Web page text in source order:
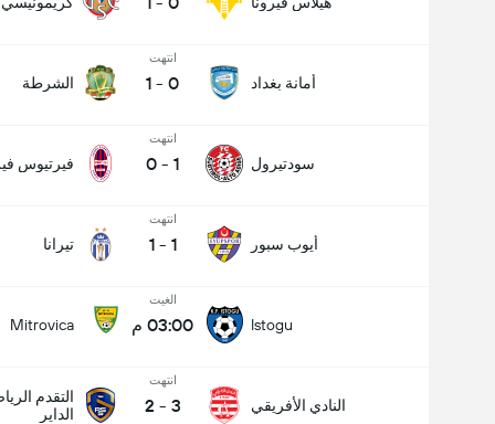
أمانة بغداد
انتهت
0
-
1 الشرطة
سودتيرول
انتهت
1
-
0 فيرتيوس
أيوب سبور
انتهت
1
-
1 تيرانا
Istogu
الغيت
03:00 م Mitrovica
النادي الأفريقي
انتهت
3
-
2
التقدم
الداير